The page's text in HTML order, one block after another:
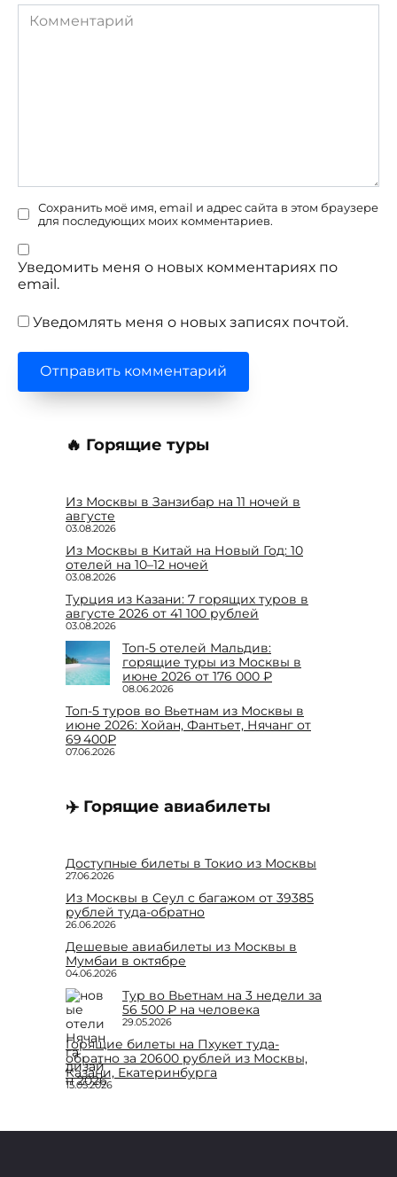
Комментарий
Сохранить моё имя, email и адрес сайта в этом браузере
для последующих моих комментариев.
Уведомить меня о новых комментариях по
email.
Уведомлять меня о новых записях почтой.
🔥 Горящие туры
Из Москвы в Занзибар на 11 ночей в
августе
03.08.2026
Из Москвы в Китай на Новый Год: 10
отелей на 10–12 ночей
03.08.2026
Турция из Казани: 7 горящих туров в
августе 2026 от 41 100 рублей
03.08.2026
Топ-5 отелей Мальдив:
горящие туры из Москвы в
июне 2026 от 176 000 ₽
08.06.2026
Топ-5 туров во Вьетнам из Москвы в
июне 2026: Хойан, Фантьет, Нячанг от
69 400₽
07.06.2026
✈️ Горящие авиабилеты
Доступные билеты в Токио из Москвы
27.06.2026
Из Москвы в Сеул с багажом от 39385
рублей туда-обратно
26.06.2026
Дешевые авиабилеты из Москвы в
Мумбаи в октябре
04.06.2026
Тур во Вьетнам на 3 недели за
56 500 ₽ на человека
29.05.2026
Горящие билеты на Пхукет туда-
обратно за 20600 рублей из Москвы,
Казани, Екатеринбурга
15.05.2026